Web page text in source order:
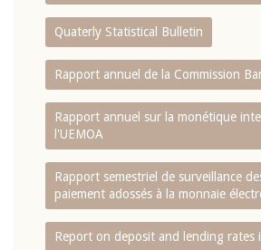
Quaterly Statistical Bulletin
Rapport annuel de la Commission
Rapport annuel sur la monétique
l'UEMOA
Rapport semestriel de surveillance
paiement adossés à la monnaie
Report on deposit and lending rates